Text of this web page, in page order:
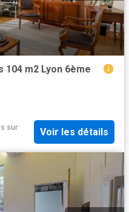
m2 Lyon 6ème
sur
Voir les détails